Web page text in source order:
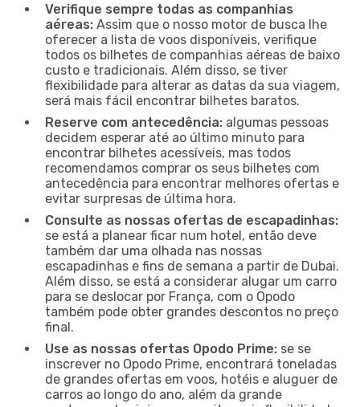
Verifique sempre todas as companhias
aéreas: Assim que o nosso motor de busca lhe
oferecer a lista de voos disponíveis, verifique
todos os bilhetes de companhias aéreas de baixo
custo e tradicionais. Além disso, se tiver
flexibilidade para alterar as datas da sua viagem,
será mais fácil encontrar bilhetes baratos.
Reserve com antecedência: algumas pessoas
decidem esperar até ao último minuto para
encontrar bilhetes acessíveis, mas todos
recomendamos comprar os seus bilhetes com
antecedência para encontrar melhores ofertas e
evitar surpresas de última hora.
Consulte as nossas ofertas de escapadinhas:
se está a planear ficar num hotel, então deve
também dar uma olhada nas nossas
escapadinhas e fins de semana a partir de Dubai.
Além disso, se está a considerar alugar um carro
para se deslocar por França, com o Opodo
também pode obter grandes descontos no preço
final.
Use as nossas ofertas Opodo Prime: se se
inscrever no Opodo Prime, encontrará toneladas
de grandes ofertas em voos, hotéis e aluguer de
carros ao longo do ano, além da grande